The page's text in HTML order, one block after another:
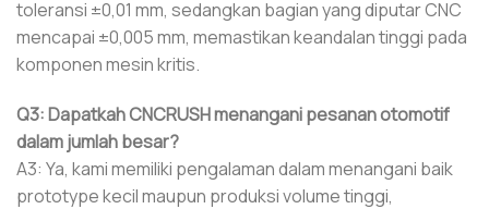
toleransi ±0,01 mm, sedangkan bagian yang diputar CNC
mencapai ±0,005 mm, memastikan keandalan tinggi pada
komponen mesin kritis.
Q3: Dapatkah CNCRUSH menangani pesanan otomotif
dalam jumlah besar?
A3: Ya, kami memiliki pengalaman dalam menangani baik
prototype kecil maupun produksi volume tinggi,